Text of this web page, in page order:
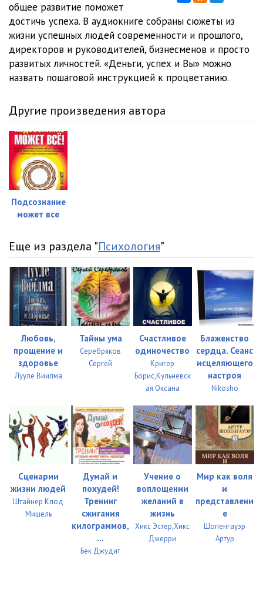
общее развитие поможет
достичь успеха. В аудиокниге собраны сюжеты из
жизни успешных людей современности и прошлого,
директоров и руководителей, бизнесменов и просто
развитых личностей. «Деньги, успех и Вы» можно
назвать пошаговой инструкцией к процветанию.
Другие произведения автора
Подсознание
может все
Еще из раздела "Психология"
Любовь,
прощение и
здоровье
Лууле Виилма
Тайны ума
Серебряков
Сергей
Счастливое
одиночество
Кригер
Борис,Кульневск
ая Оксана
Блаженство
сердца. Сеанс
исцеляющего
настроя
Nikosho
Сценарии
жизни людей
Штайнер Клод
Мишель
Думай и
похудей!
Тренинг
сжигания
килограммов,
...
Бек Джудит
Учение о
воплощении
желаний в
жизнь
Хикс Эстер,Хикс
Джерри
Мир как воля
и
представлени
е
Шопенгауэр
Артур